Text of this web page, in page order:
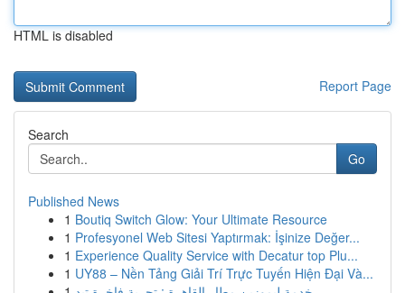
HTML is disabled
Report Page
Search
Go
Published News
1 Boutiq Switch Glow: Your Ultimate Resource
1 Profesyonel Web Sitesi Yaptırmak: İşinize Değer...
1 Experience Quality Service with Decatur top Plu...
1 UY88 – Nền Tảng Giải Trí Trực Tuyến Hiện Đại Và...